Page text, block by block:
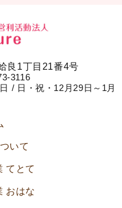
良1丁目21番4号
3116
/ 日・祝・12月29日～1月
いて
てとて
おはな